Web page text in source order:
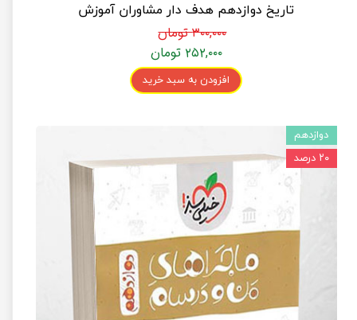
تاریخ دوازدهم هدف دار مشاوران آموزش
۳۰۰,۰۰۰ تومان
۲۵۲,۰۰۰ تومان
افزودن به سبد خرید
دوازدهم
۲۰ درصد